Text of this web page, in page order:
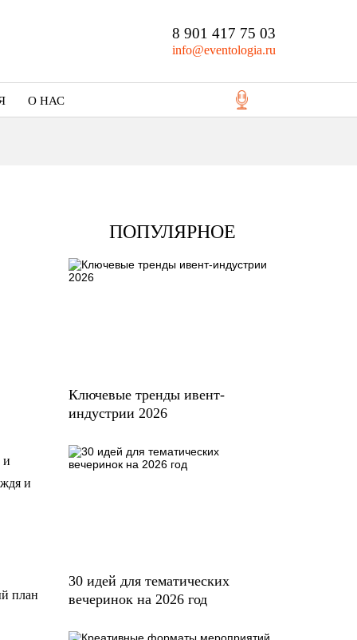
8 901 417 75 03
info@eventologia.ru
О НАС
и
и
план
ПОПУЛЯРНОЕ
Ключевые тренды ивент-
индустрии 2026
30 идей для тематических
вечеринок на 2026 год